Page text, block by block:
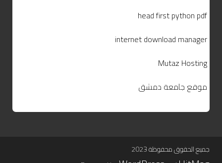
head first python pdf
internet download manager
Mutaz Hosting
موقع جامعة دمشق
جميع الحقوق محفوظة 2023